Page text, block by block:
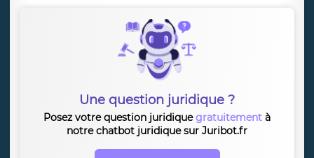
Une question juridique ?
Posez votre question juridiquegratuitement à
notre chatbot juridique sur Juribot.fr